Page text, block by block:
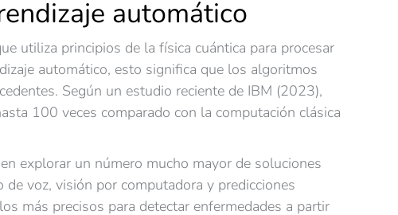
automático
utiliza principios de la física cuántica para procesar
automático, esto significa que los algoritmos
Según un estudio reciente de IBM (2023),
100 veces comparado con la computación clásica
explorar un número mucho mayor de soluciones
voz, visión por computadora y predicciones
más precisos para detectar enfermedades a partir